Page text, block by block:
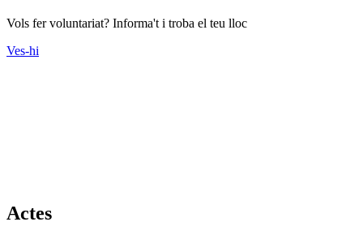
Vols fer voluntariat? Informa't i troba el teu lloc
Ves-hi
Actes